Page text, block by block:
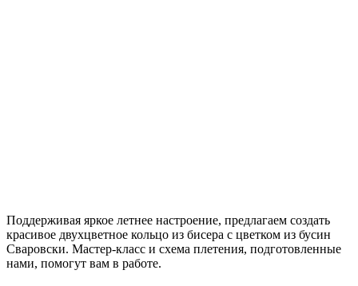
Поддерживая яркое летнее настроение, предлагаем создать
красивое двухцветное кольцо из бисера с цветком из бусин
Сваровски. Мастер-класс и схема плетения, подготовленные
нами, помогут вам в работе.